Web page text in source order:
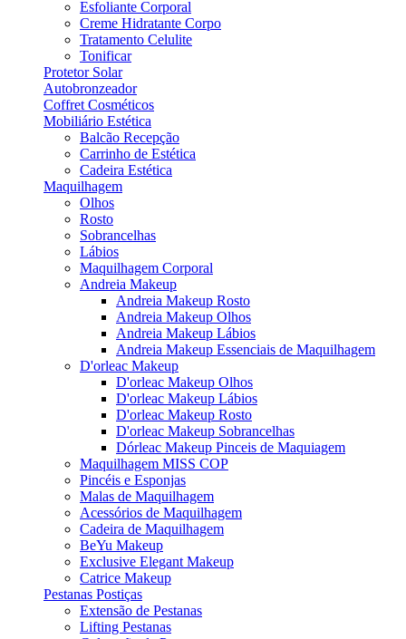
Esfoliante Corporal
Creme Hidratante Corpo
Tratamento Celulite
Tonificar
Protetor Solar
Autobronzeador
Coffret Cosméticos
Mobiliário Estética
Balcão Recepção
Carrinho de Estética
Cadeira Estética
Maquilhagem
Olhos
Rosto
Sobrancelhas
Lábios
Maquilhagem Corporal
Andreia Makeup
Andreia Makeup Rosto
Andreia Makeup Olhos
Andreia Makeup Lábios
Andreia Makeup Essenciais de Maquilhagem
D'orleac Makeup
D'orleac Makeup Olhos
D'orleac Makeup Lábios
D'orleac Makeup Rosto
D'orleac Makeup Sobrancelhas
Dórleac Makeup Pinceis de Maquiagem
Maquilhagem MISS COP
Pincéis e Esponjas
Malas de Maquilhagem
Acessórios de Maquilhagem
Cadeira de Maquilhagem
BeYu Makeup
Exclusive Elegant Makeup
Catrice Makeup
Pestanas Postiças
Extensão de Pestanas
Lifting Pestanas